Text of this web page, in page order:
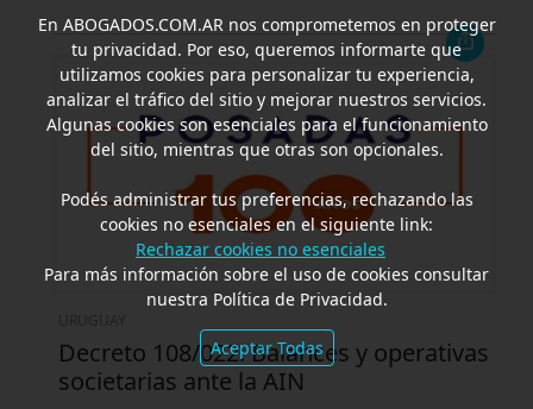
Decreto 108/022: Balances y operativas
societarias ante la AIN
En ABOGADOS.COM.ARnos comprometemos en proteger
tu privacidad. Por eso, queremos informarte que
utilizamos cookies para personalizar tu experiencia,
analizar el tráfico del sitio y mejorar nuestros servicios.
Algunas cookies son esenciales para el funcionamiento
del sitio, mientras que otras son opcionales.
Podés administrar tus preferencias, rechazando las
cookies no esenciales en el siguiente link:
Rechazar cookies no esenciales
Para más información sobre el uso de cookies consultar
nuestra Política de Privacidad.
Aceptar Todas